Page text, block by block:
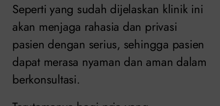
Seperti yang sudah dijelaskan klinik ini
akan menjaga rahasia dan privasi
pasien dengan serius, sehingga pasien
dapat merasa nyaman dan aman dalam
berkonsultasi.